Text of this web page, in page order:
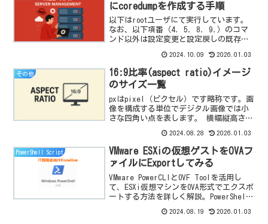
にcoredumpを作成する手順
以下はrootユーザにて実行しています。
なお、以下項番（4. 5. 8. 9.）のコマ
ンド以外は設定変更と設定戻しの既存状
になります。設定を戻す必要が無い場
合、項番（4. 5. 8. 9.）のコマンドの
み...
2024.10.09 2026.01.03
その他
16:9比率(aspect ratio)イメージ
のサイズ一覧
pxはpixel（ピクセル）です略称です。画
像を構成する単位でデジタル画像では小
さな四角い点を表します。 横幅縦高さ備
16px9px32px18px64px36px96px54px128px
72px160px90px192px108px2...
2024.08.28 2026.01.03
PowerShell Script
VMware ESXiの仮想ゲストをOVAフ
ァイルにExportしてみる
VMware PowerCLIとOVF Toolを活用し
て、ESXi仮想マシンをOVA形式でエクスポ
ートする方法を詳しく解説。PowerShell
2024.08.19 2026.01.03